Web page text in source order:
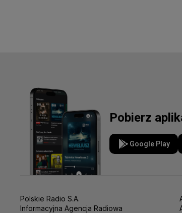
Pobierz
Google Play
Polskie Radio S.A.
Informacyjna Agencja Radiowa